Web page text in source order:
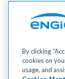
Gérer vos cookies
Données
Mentions légales
Accessibilité
By clicking
cookies on
usage, and